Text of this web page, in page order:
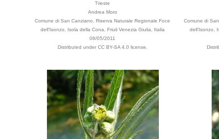
Trieste
Andrea Moro
Comune di San Canziano, Riserva Naturale Regionale Foce
dell'Isonzo, Isola della Cona, Friuli Venezia Giulia, Italia
08/05/2011
Distributed under CC BY-SA 4.0 license.
Comune di
dell'Isonzo,